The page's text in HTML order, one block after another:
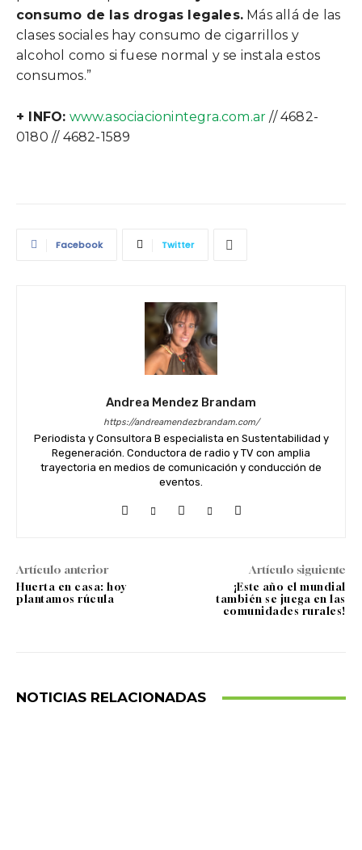
consumo de las drogas legales. Más allá de las
clases sociales hay consumo de cigarrillos y
alcohol como si fuese normal y se instala estos
consumos.”
+ INFO: www.asociacionintegra.com.ar // 4682-
0180 // 4682-1589
Facebook Twitter
Andrea Mendez Brandam
https://andreamendezbrandam.com/
Periodista y Consultora B especialista en Sustentabilidad y
Regeneración. Conductora de radio y TV con amplia
trayectoria en medios de comunicación y conducción de
eventos.
Artículo anterior
Huerta en casa: hoy
plantamos rúcula
Artículo siguiente
¡Este año el mundial
también se juega en las
comunidades rurales!
NOTICIAS RELACIONADAS